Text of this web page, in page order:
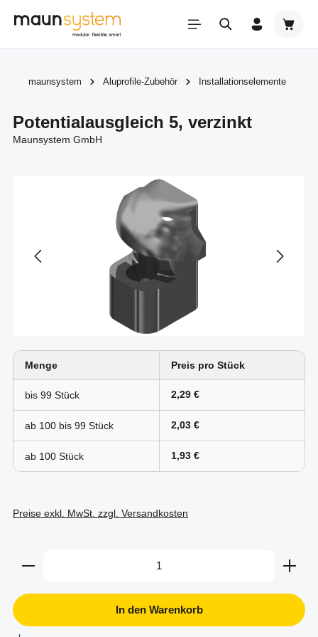
Zum Hauptinhalt springen
maunsystem Aluprofile-Zubehör Installationselemente
Potentialausgleich 5, verzinkt
Maunsystem GmbH
Menge Preis pro Stück
bis 99 2,29 €
ab 100 bis 99 2,03 €
ab 100 1,93 €
Preise exkl. MwSt. zzgl. Versandkosten
Produkt Anzahl: Gib den gewünschten Wert ein
In den Warenkorb